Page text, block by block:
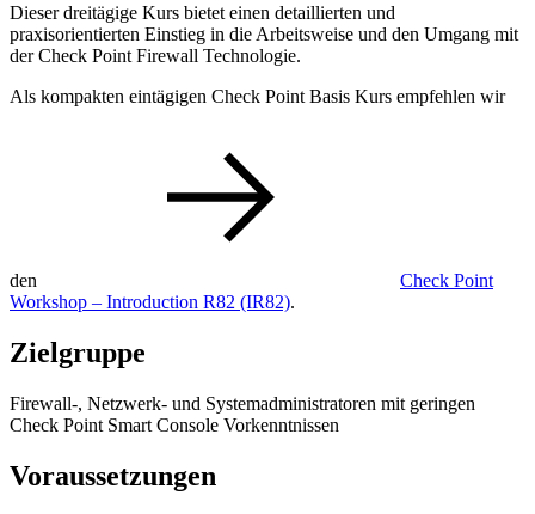
Dieser dreitägige Kurs bietet einen detaillierten und
praxisorientierten Einstieg in die Arbeitsweise und den Umgang mit
der Check Point Firewall Technologie.
Als kompakten eintägigen Check Point Basis Kurs empfehlen wir
den
Check Point
Workshop – Introduction R82 (IR82).
Zielgruppe
Firewall-, Netzwerk- und Systemadministratoren mit geringen
Check Point Smart Console Vorkenntnissen
Voraussetzungen